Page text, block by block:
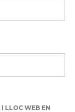
LLOC WEB EN